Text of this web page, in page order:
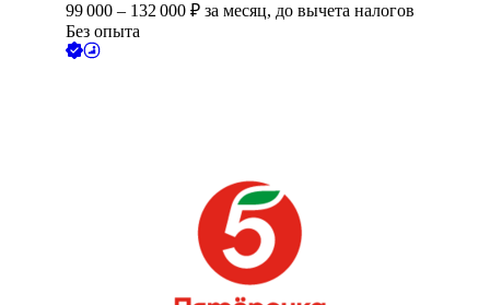
99 000 – 132 000 ₽ за месяц, до вычета налогов
Без опыта